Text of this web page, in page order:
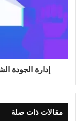
إدارة الجودة
مقالات ذات صلة